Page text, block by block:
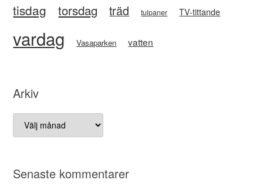
tisdag torsdag träd tulpaner TV-tittande
vardag Vasaparken vatten
Arkiv
Arkiv
Senaste kommentarer